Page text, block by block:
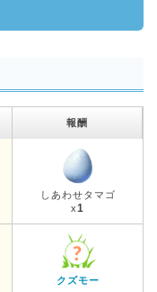
報酬
しあわせタマゴ
x1
クズモー